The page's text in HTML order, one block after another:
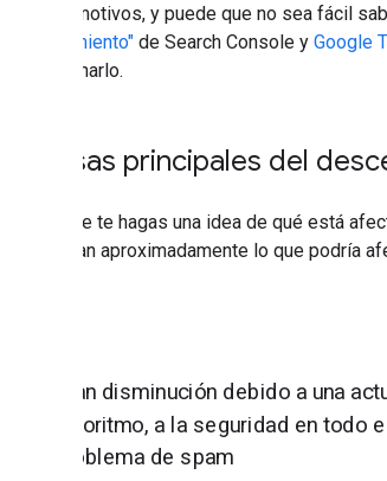
varios motivos, y puede que no sea fácil
"Rendimiento" de Search Console y Google
solucionarlo.
Causas principales del
Para que te hagas una idea de qué está
muestran aproximadamente lo que podría
Gran disminución debido a una
algoritmo, a la seguridad en todo
problema de spam